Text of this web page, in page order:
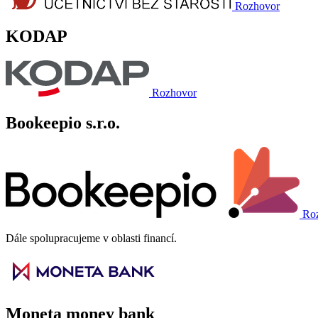
Rozhovor
KODAP
Rozhovor
Bookeepio s.r.o.
Dále spolupracujeme v oblasti financí.
Moneta money bank